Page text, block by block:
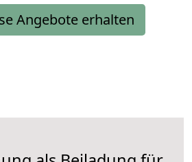
Angebote erhalten